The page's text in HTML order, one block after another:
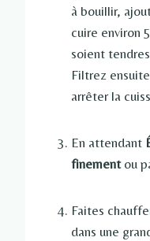
à bouillir,
cuire environ
soient
Filtrez
arrêter la
En attendant
finementou
Faites
dans une